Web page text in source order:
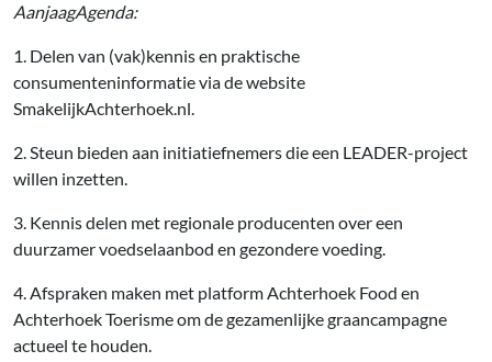
AanjaagAgenda:
1. Delen van (vak)kennis en praktische
consumenteninformatie via de website
SmakelijkAchterhoek.nl.
2. Steun bieden aan initiatiefnemers die een LEADER-project
willen inzetten.
3. Kennis delen met regionale producenten over een
duurzamer voedselaanbod en gezondere voeding.
4. Afspraken maken met platform Achterhoek Food en
Achterhoek Toerisme om de gezamenlijke graancampagne
actueel te houden.